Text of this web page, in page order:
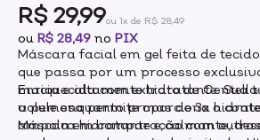
R$ 29,99ou 1x de R$ 28,49
ou R$ 28,49 no PIX
Máscara facial em gel feita de tecido
que passa por um processo
macia e altamente hidratante. Sua
volumosa permite mas de 3x o
ampola em comparação com
Enriquecida com extrato de
a pele enquanto proporciona
Máscara hidratante e calmante,